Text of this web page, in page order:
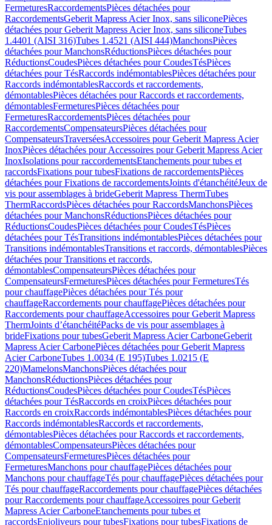
FermeturesRaccordementsPièces détachées pour
RaccordementsGeberit Mapress Acier Inox, sans siliconePièces
détachées pour Geberit Mapress Acier Inox, sans siliconeTubes
1.4401 (AISI 316)Tubes 1.4521 (AISI 444)ManchonsPièces
détachées pour ManchonsRéductionsPièces détachées pour
RéductionsCoudesPièces détachées pour CoudesTésPièces
détachées pour TésRaccords indémontablesPièces détachées pour
Raccords indémontablesRaccords et raccordements,
démontablesPièces détachées pour Raccords et raccordements,
démontablesFermeturesPièces détachées pour
FermeturesRaccordementsPièces détachées pour
RaccordementsCompensateursPièces détachées pour
CompensateursTraverséesAccessoires pour Geberit Mapress Acier
InoxPièces détachées pour Accessoires pour Geberit Mapress Acier
InoxIsolations pour raccordementsEtanchements pour tubes et
raccordsFixations pour tubesFixations de raccordementsPièces
détachées pour Fixations de raccordementsJoints d'étanchéitéJeux de
vis pour assemblages à brideGeberit Mapress ThermTubes
ThermRaccordsPièces détachées pour RaccordsManchonsPièces
détachées pour ManchonsRéductionsPièces détachées pour
RéductionsCoudesPièces détachées pour CoudesTésPièces
détachées pour TésTransitions indémontablesPièces détachées pour
Transitions indémontablesTransitions et raccords, démontablesPièces
détachées pour Transitions et raccords,
démontablesCompensateursPièces détachées pour
CompensateursFermeturesPièces détachées pour FermeturesTés
pour chauffagePièces détachées pour Tés pour
chauffageRaccordements pour chauffagePièces détachées pour
Raccordements pour chauffageAccessoires pour Geberit Mapress
ThermJoints d’étanchéitéPacks de vis pour assemblages à
brideFixations pour tubesGeberit Mapress Acier CarboneGeberit
Mapress Acier CarbonePièces détachées pour Geberit Mapress
Acier CarboneTubes 1.0034 (E 195)Tubes 1.0215 (E
220)MamelonsManchonsPièces détachées pour
ManchonsRéductionsPièces détachées pour
RéductionsCoudesPièces détachées pour CoudesTésPièces
détachées pour TésRaccords en croixPièces détachées pour
Raccords en croixRaccords indémontablesPièces détachées pour
Raccords indémontablesRaccords et raccordements,
démontablesPièces détachées pour Raccords et raccordements,
démontablesCompensateursPièces détachées pour
CompensateursFermeturesPièces détachées pour
FermeturesManchons pour chauffagePièces détachées pour
Manchons pour chauffageTés pour chauffagePièces détachées pour
Tés pour chauffageRaccordements pour chauffagePièces détachées
pour Raccordements pour chauffageAccessoires pour Geberit
Mapress Acier CarboneEtanchements pour tubes et
raccordsEnjoliveurs pour tubesFixations pour tubesFixations de